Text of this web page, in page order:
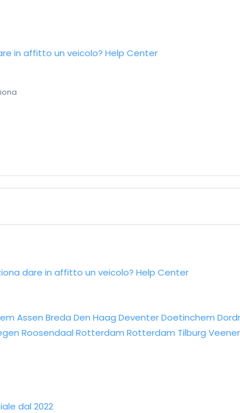
in affitto un veicolo? Help Center
dare in affitto un veicolo? Help Center
Assen Breda Den Haag DeventerDoetinchem
Roosendaal Rotterdam Rotterdam Tilburg
dal 2022